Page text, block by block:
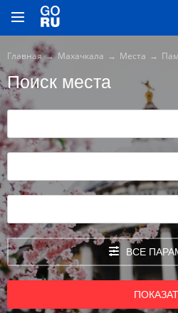
Главная Махачкала Места
Поиск места
ВСЕ